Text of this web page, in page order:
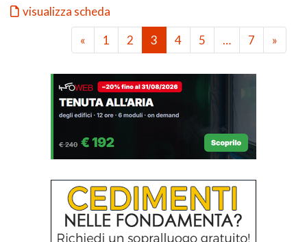
visualizza scheda
«
1 2 3 4 5 … 7 »